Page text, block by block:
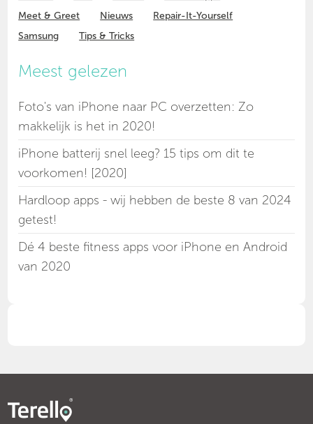
Meet & Greet
Nieuws
Repair-It-Yourself
Samsung
Tips & Tricks
Meest gelezen
Foto's van iPhone naar PC overzetten: Zo
makkelijk is het in 2020!
iPhone batterij snel leeg? 15 tips om dit te
voorkomen! [2020]
Hardloop apps - wij hebben de beste 8 van 2024
getest!
Dé 4 beste fitness apps voor iPhone en Android
van 2020